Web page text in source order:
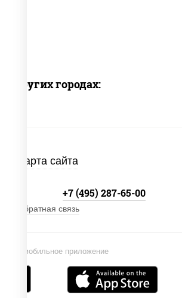
в других городах:
Карта сайта
мобильное приложение
+7 (495) 287-65-00
Обратная связь